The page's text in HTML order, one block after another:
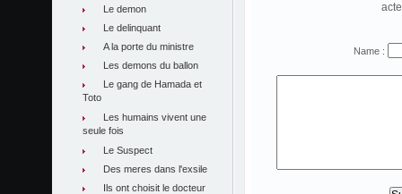
Le demon
Le delinquant
A la porte du ministre
Les demons du ballon
Le gang de Hamada et
Toto
Les humains vivent une
seule fois
Le Suspect
Des meres dans l'exsile
Ils ont choisit le docteur
Name :